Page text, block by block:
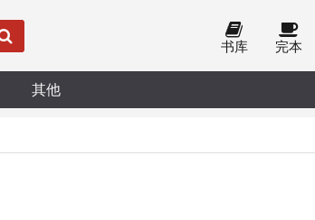
书库 完本
其他